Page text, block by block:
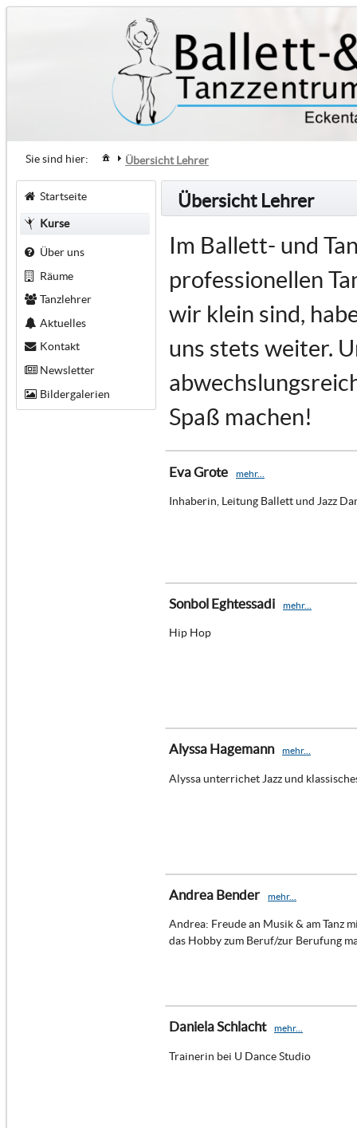
Sie sind hier: Übersicht Lehrer
Startseite
Kurse
Über uns
Räume
Tanzlehrer
Aktuelles
Kontakt
Newsletter
Bildergalerien
Übersicht Lehrer
Im Ballett- und
professionellen
wir klein sind,
uns stets weiter.
Spaß machen!
Eva Grote mehr...
Inhaberin, Leitung Ballett und Jazz
Sonbol Eghtessadi mehr...
Hip Hop
Alyssa Hagemann mehr...
Alyssa unterrichet Jazz und
Andrea Bender mehr...
Andrea: Freude an Musik & am Tanz
das Hobby zum Beruf/zur Berufung
Daniela Schlacht mehr...
Trainerin bei U Dance Studio